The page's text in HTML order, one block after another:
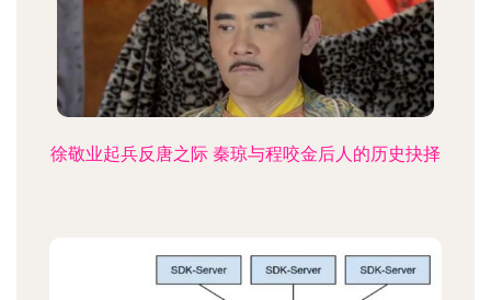
徐敬业起兵反唐之际 秦琼与程咬金后人的历史抉择